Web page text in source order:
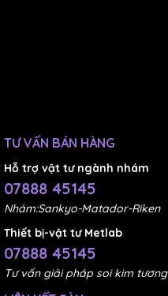
TƯ VẤN BÁN HÀNG
Hỗ trợ vật tư ngành nhám
07888 45145
Nhám:Sankyo-Matador-Riken
Thiết bị-vật tư Metlab
07888 45145
Tư vấn giải pháp soi kim tương